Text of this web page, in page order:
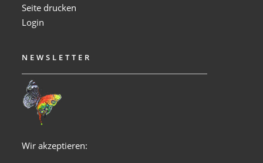
Seite drucken
Login
NEWSLETTER
Wir akzeptieren: